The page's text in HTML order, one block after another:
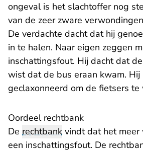
ongeval is het slachtoffer nog
van de zeer zware
De verdachte dacht dat hij
in te halen. Naar eigen zeggen
inschattingsfout. Hij dacht dat
wist dat de bus eraan kwam. Hij
geclaxonneerd om de fietsers te
Oordeel rechtbank
De rechtbank vindt dat het meer
een inschattingsfout. De